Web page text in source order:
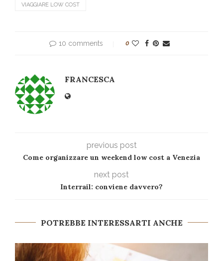
VIAGGIARE LOW COST
10 comments 0
FRANCESCA
previous post
Come organizzare un weekend low cost a Venezia
next post
Interrail: conviene davvero?
POTREBBE INTERESSARTI ANCHE